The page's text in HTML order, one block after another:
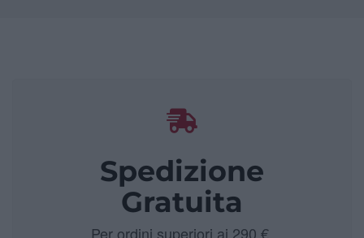
Spedizione
Gratuita
Per ordini superiori ai 290 €.